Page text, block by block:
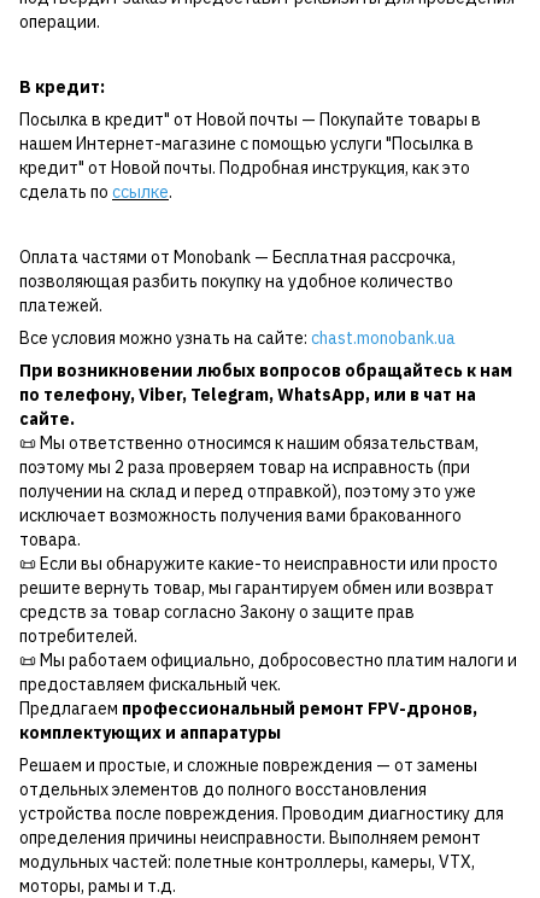
операции.
В кредит:
Посылка в кредит" от Новой почты — Покупайте товары в
нашем Интернет-магазине с помощью услуги "Посылка в
кредит" от Новой почты. Подробная инструкция, как это
сделать по ссылке.
Оплата частями от Monobank — Бесплатная рассрочка,
позволяющая разбить покупку на удобное количество
платежей.
Все условия можно узнать на сайте: chast.monobank.ua
При возникновении любых вопросов обращайтесь к нам
по телефону,Viber, Telegram,WhatsApp, или в чат на
сайте.
📜 Мы ответственно относимся к нашим обязательствам,
поэтому мы 2 раза проверяем товар на исправность (при
получении на склад и перед отправкой), поэтому это уже
исключает возможность получения вами бракованного
товара.
📜 Если вы обнаружите какие-то неисправности или просто
решите вернуть товар, мы гарантируем обмен или возврат
средств за товар согласно Закону о защите прав
потребителей.
📜 Мы работаем официально, добросовестно платим налоги и
предоставляем фискальный чек.
Предлагаем профессиональный ремонт FPV-дронов,
комплектующих и аппаратуры
Решаем и простые, и сложные повреждения — от замены
отдельных элементов до полного восстановления
устройства после повреждения. Проводим диагностику для
определения причины неисправности. Выполняем ремонт
модульных частей: полетные контроллеры, камеры, VTX,
моторы, рамы и т.д.